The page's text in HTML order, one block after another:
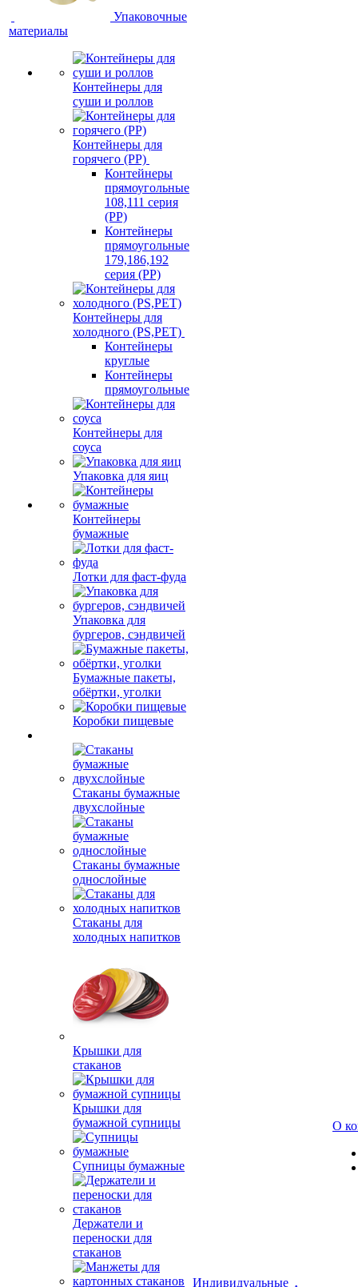
Упаковочные
материалы
Контейнеры для
суши и роллов
Контейнеры для
горячего (PP)
Контейнеры
прямоугольные
108,111 серия
(PP)
Контейнеры
прямоугольные
179,186,192
серия (PP)
Контейнеры для
холодного (PS,PET)
Контейнеры
круглые
Контейнеры
прямоугольные
Контейнеры для
соуса
Упаковка для яиц
Контейнеры
бумажные
Лотки для фаст-фуда
Упаковка для
бургеров, сэндвичей
Бумажные пакеты,
обёртки, уголки
Коробки пищевые
Стаканы бумажные
двухслойные
Стаканы бумажные
однослойные
Стаканы для
холодных напитков
Крышки для
стаканов
Крышки для
бумажной супницы
Супницы бумажные
Держатели и
переноски для
стаканов
Индивидуальные
О